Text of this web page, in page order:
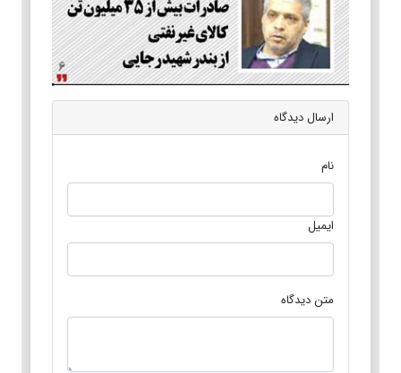
ارسال دیدگاه
نام
ایمیل
متن دیدگاه